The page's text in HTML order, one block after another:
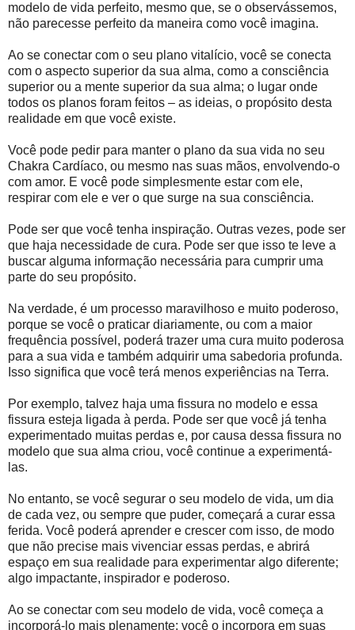
modelo de vida perfeito, mesmo que, se o observássemos,
não parecesse perfeito da maneira como você imagina.
Ao se conectar com o seu plano vitalício, você se conecta
com o aspecto superior da sua alma, como a consciência
superior ou a mente superior da sua alma; o lugar onde
todos os planos foram feitos – as ideias, o propósito desta
realidade em que você existe.
Você pode pedir para manter o plano da sua vida no seu
Chakra Cardíaco, ou mesmo nas suas mãos, envolvendo-o
com amor. E você pode simplesmente estar com ele,
respirar com ele e ver o que surge na sua consciência.
Pode ser que você tenha inspiração. Outras vezes, pode ser
que haja necessidade de cura. Pode ser que isso te leve a
buscar alguma informação necessária para cumprir uma
parte do seu propósito.
Na verdade, é um processo maravilhoso e muito poderoso,
porque se você o praticar diariamente, ou com a maior
frequência possível, poderá trazer uma cura muito poderosa
para a sua vida e também adquirir uma sabedoria profunda.
Isso significa que você terá menos experiências na Terra.
Por exemplo, talvez haja uma fissura no modelo e essa
fissura esteja ligada à perda. Pode ser que você já tenha
experimentado muitas perdas e, por causa dessa fissura no
modelo que sua alma criou, você continue a experimentá-
las.
No entanto, se você segurar o seu modelo de vida, um dia
de cada vez, ou sempre que puder, começará a curar essa
ferida. Você poderá aprender e crescer com isso, de modo
que não precise mais vivenciar essas perdas, e abrirá
espaço em sua realidade para experimentar algo diferente;
algo impactante, inspirador e poderoso.
Ao se conectar com seu modelo de vida, você começa a
incorporá-lo mais plenamente; você o incorpora em suas